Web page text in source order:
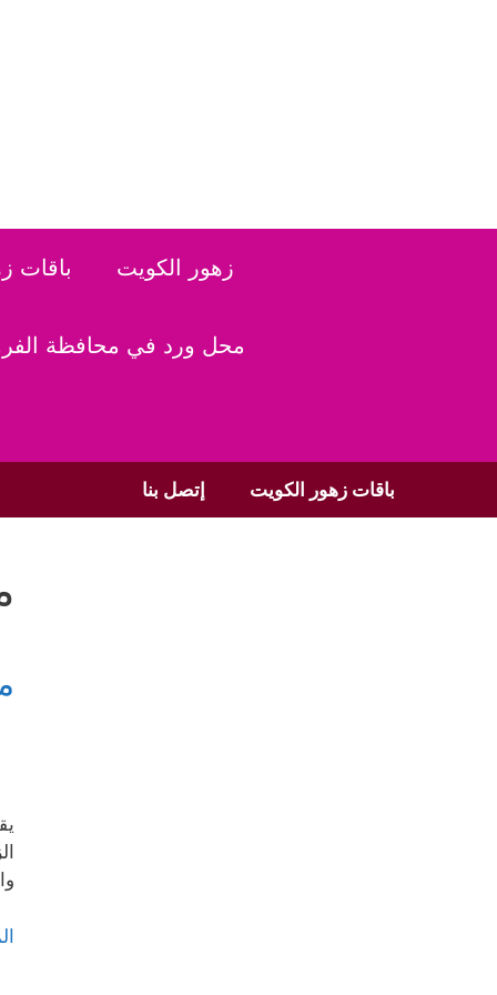
زهور الكويت باقات
محل ورد في محافظة
باقات زهور الكويت إتصل بنا